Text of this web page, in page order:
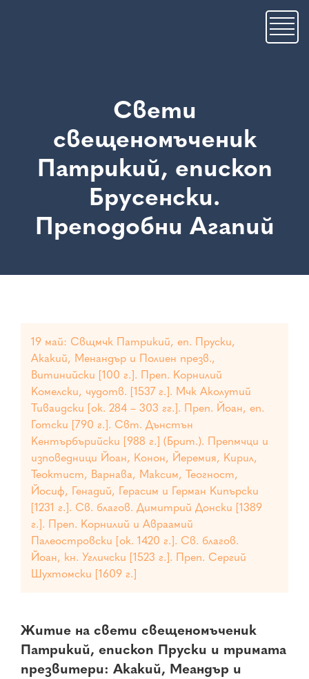
Свети
свещеномъченик
Патрикий, епископ
Брусенски.
Преподобни Агапий
19 май: Свщмчк Патрикий, еп. Пруски,
Акакий, Менандър и Полиен презв.,
Витинийски [100 г.]. Преп. Корнилий
Комелски, чудотв. [1537 г.]. Мчк Аколутий
Тиваидски [ок. 284 – 303 гг.]. Преп. Йоан, еп.
Готски [790 г.]. Свт. Дънстън
Кентърбърийски [988 г.] (Брит.). Препмчци и
изповедници Йоан, Конон, Йеремия, Кирил,
Теоктист, Варнава, Максим, Теогност,
Йосиф, Генадий, Герасим и Герман Кипърски
[1231 г.]. Св. благов. Димитрий Донски [1389
г.]. Преп. Корнилий и Авраамий
Палеостровски [ок. 1420 г.]. Св. благов.
Йоан, кн. Угличски [1523 г.]. Преп. Сергий
Шухтомски [1609 г.]
Житие на свети свещеномъченик
Патрикий, епископ Пруски и тримата
презвитери: Акакий, Меандър и